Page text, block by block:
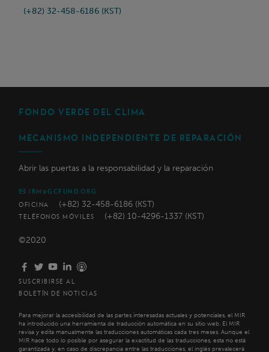
(+82) 32-458-6186 (KST)
FONDO VERDE DEL CLIMA
MECANISMO INDEPENDIENTE DE REPARACIÓN
Abrir las puertas a la responsabilidad y la reparación
IRM@GCFUND.ORG
OFICINA
(+82) 32-458-6186 (KST)
TELÉFONOS MÓVILES (+82) 10-4296-1337 (KST)
©2020
SUSCRIBIRSE AL
BOLETÍN DE NOTICIAS
Para mejorar la accesibilidad de las partes interesadas actuales y potenciales, el MIR
ha introducido una herramienta de traducción automática en su sitio web. El MIR
revisa y edita manualmente las traducciones automáticas cada tres meses. Aunque el
MIR hace todo lo posible por asegurar la exactitud de las traducciones, esta no está
garantizada y, en caso de discrepancia entre las traducciones, el inglés prevalecerá